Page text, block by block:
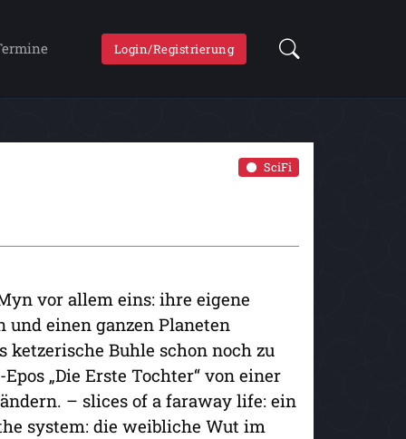
Login/Registrierung
SciFi
vor allem eins: ihre eigene
einen ganzen Planeten
ketzerische Buhle schon noch zu
„Die Erste Tochter“ von einer
– slices of a faraway life: ein
system: die weibliche Wut im